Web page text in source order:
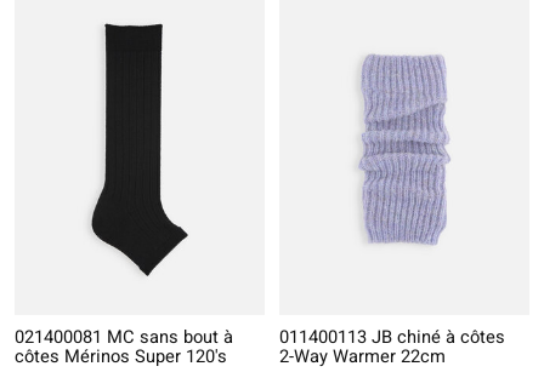
021400081 MC sans bout à
côtes Mérinos Super 120's
011400113 JB chiné à côtes
2-Way Warmer 22cm